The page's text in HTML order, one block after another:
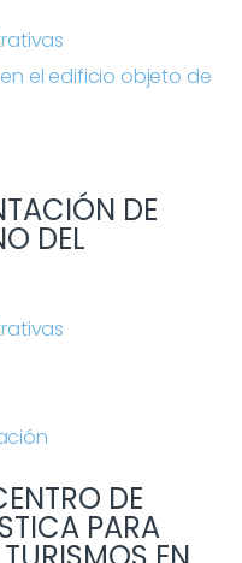
el edificio objeto de
DE
DEL
DE
PARA